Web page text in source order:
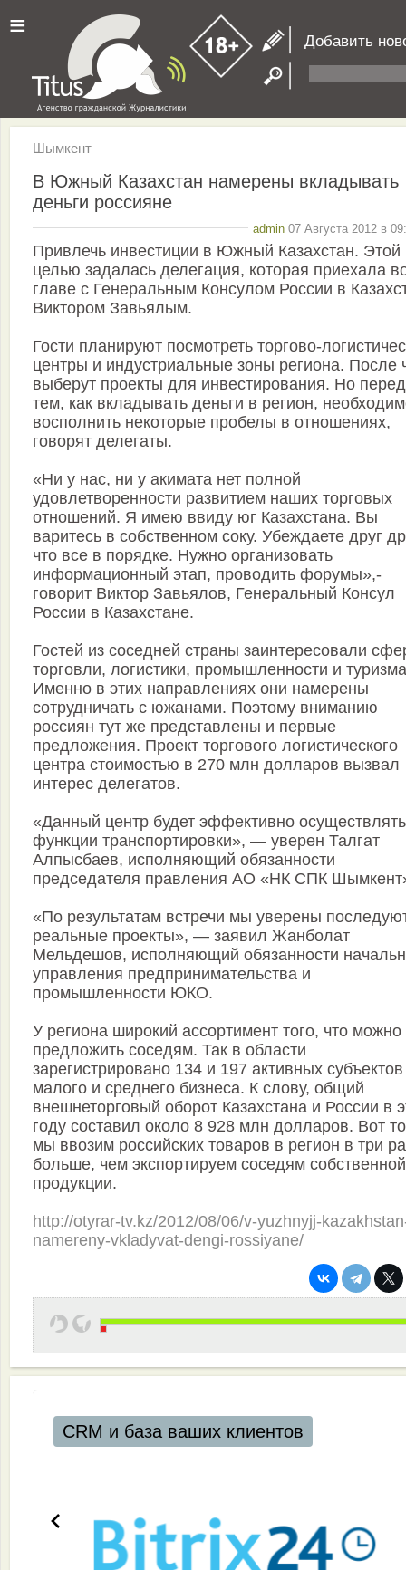
≡ Добавить
Шымкент
В Южный Казахстан намерены вкладывать
деньги россияне
admin 07 Августа 2012 в
Привлечь инвестиции в Южный Казахстан. Этой
целью задалась делегация, которая приехала
главе с Генеральным Консулом России в
Виктором Завьялым.
Гости планируют посмотреть торгово-
центры и индустриальные зоны региона. После
выберут проекты для инвестирования. Но перед
тем, как вкладывать деньги в регион,
восполнить некоторые пробелы в отношениях,
говорят делегаты.
«Ни у нас, ни у акимата нет полной
удовлетворенности развитием наших торговых
отношений. Я имею ввиду юг Казахстана. Вы
варитесь в собственном соку. Убеждаете друг
что все в порядке. Нужно организовать
информационный этап, проводить форумы»,-
говорит Виктор Завьялов, Генеральный Консул
России в Казахстане.
Гостей из соседней страны заинтересовали
торговли, логистики, промышленности и
Именно в этих направлениях они намерены
сотрудничать с южанами. Поэтому вниманию
россиян тут же представлены и первые
предложения. Проект торгового логистического
центра стоимостью в 270 млн долларов вызвал
интерес делегатов.
«Данный центр будет эффективно осуществлять
функции транспортировки», — уверен Талгат
Алпысбаев, исполняющий обязанности
председателя правления АО «НК СПК
«По результатам встречи мы уверены
реальные проекты», — заявил Жанболат
Мельдешов, исполняющий обязанности
управления предпринимательства и
промышленности ЮКО.
У региона широкий ассортимент того, что можно
предложить соседям. Так в области
зарегистрировано 134 и 197 активных субъектов
малого и среднего бизнеса. К слову, общий
внешнеторговый оборот Казахстана и России в
году составил около 8 928 млн долларов. Вот
мы ввозим российских товаров в регион в три
больше, чем экспортируем соседям собственной
продукции.
http://otyrar-tv.kz/2012/08/06/v-yuzhnyjj-
namereny-vkladyvat-dengi-rossiyane/
CRM и база ваших клиентов